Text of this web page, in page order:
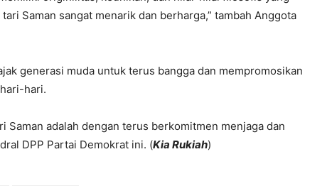
Saman sangat menarik dan berharga,” tambah Anggota
generasi muda untuk terus bangga dan mempromosikan
hari.
Saman adalah dengan terus berkomitmen menjaga dan
DPP Partai Demokrat ini. (Kia Rukiah)